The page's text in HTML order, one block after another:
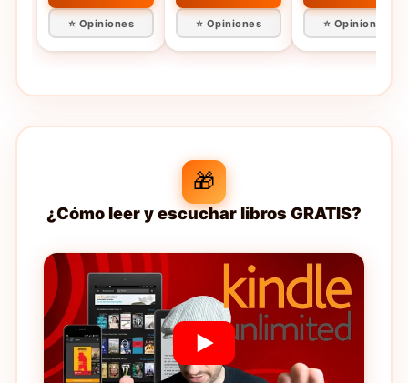
⭐ Opiniones ⭐ Opiniones ⭐ Opiniones
🎁
¿Cómo leer y escuchar libros GRATIS?